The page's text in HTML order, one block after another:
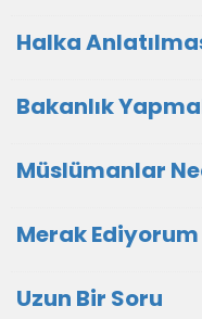
Halka
Bakanlık
Müslümanlar
Merak Ediyorum
Uzun Bir Soru